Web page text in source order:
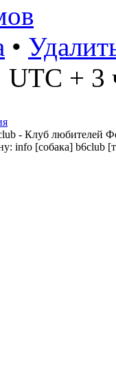
•
UTC + 3
- Клуб любителей
info [собака] b6club